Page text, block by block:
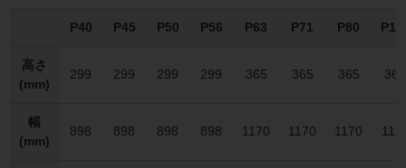
P40 P45 P50 P56 P63 P71 P80
高さ
(mm)
299 299 299 299 365 365 365 365
幅
(mm)
898 898 898 898 1170 1170 1170